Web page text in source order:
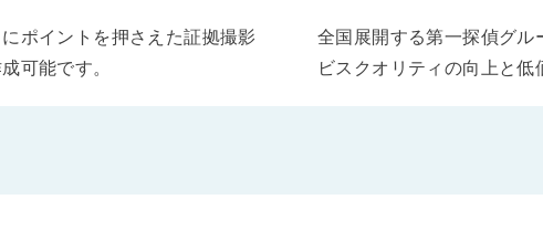
ポイントを押さえた証拠撮影
可能です。
全国展開する第一探偵グ
ビスクオリティの向上と